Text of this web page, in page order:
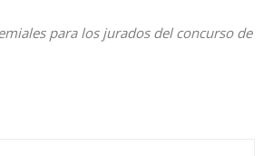
para los jurados del concurso de